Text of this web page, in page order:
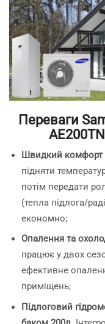
Переваги
Швидкий комфорт
підняти
потім передати
(тепла підлога/
економно;
Опалення та
працює у двох
ефективне
приміщень;
Підлоговий